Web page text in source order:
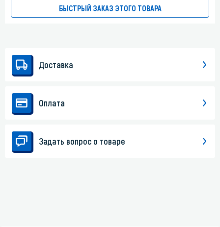
БЫСТРЫЙ ЗАКАЗ ЭТОГО ТОВАРА
Доставка
Оплата
Задать вопрос о товаре